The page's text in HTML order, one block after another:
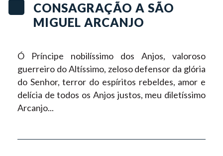
CONSAGRAÇÃO A SÃO
MIGUEL ARCANJO
Ó Príncipe nobilíssimo dos Anjos, valoroso
guerreiro do Altíssimo, zeloso defensor da glória
do Senhor, terror do espíritos rebeldes, amor e
delícia de todos os Anjos justos, meu diletíssimo
Arcanjo...